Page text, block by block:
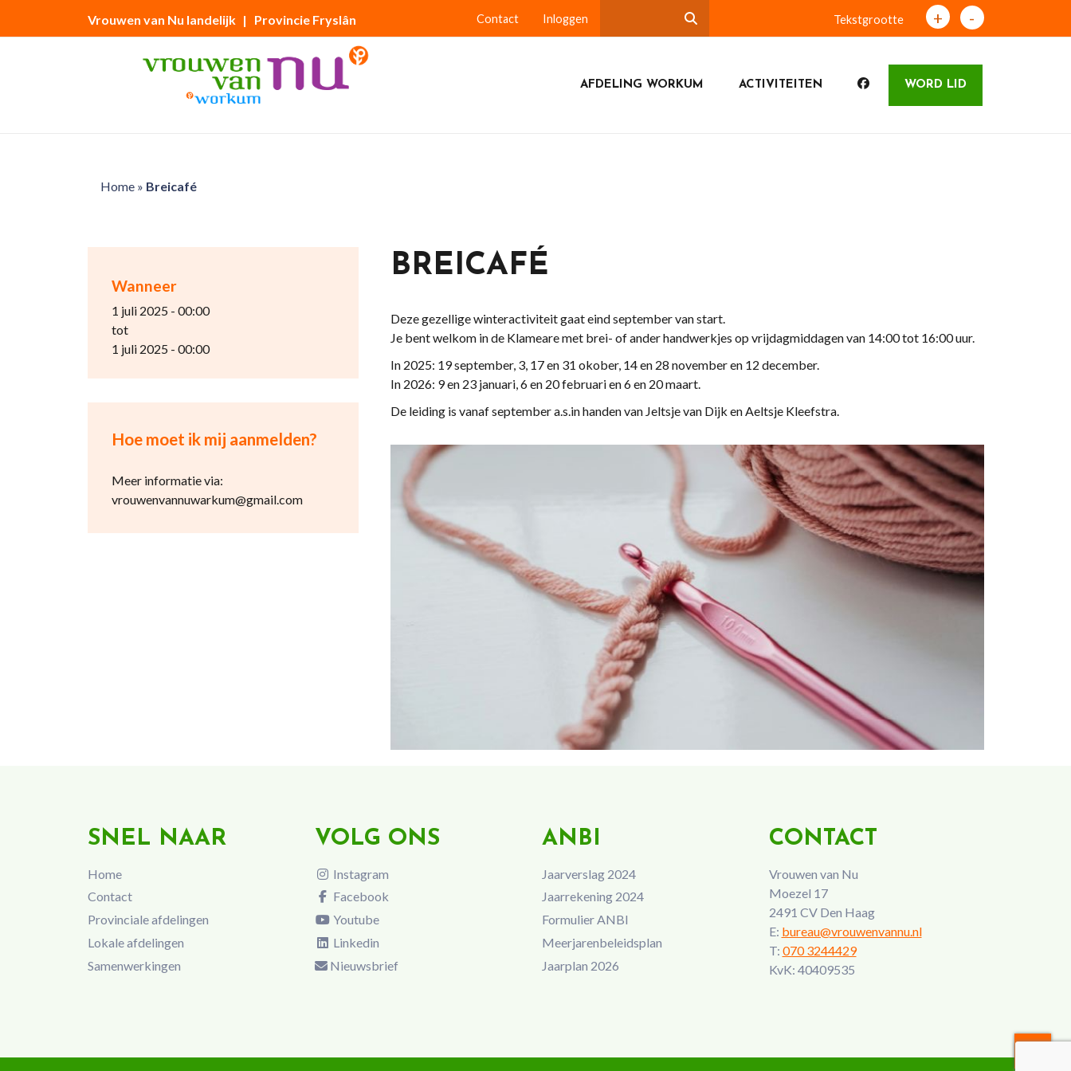
Vrouwen van Nu landelijk | Provincie Fryslân Contact Inloggen Tekstgrootte + -
AFDELING WORKUM ACTIVITEITEN WORD LID
Home» Breicafé
Wanneer
1 juli 2025 - 00:00
tot
1 juli 2025 - 00:00
Hoe moet ik mij aanmelden?
Meer informatie via:
vrouwenvannuwarkum@gmail.com
BREICAFÉ
Deze gezellige winteractiviteit gaat eind september van start.
Je bent welkom in de Klameare met brei- of ander handwerkjes op vrijdagmiddagen van 14:00 tot 16:00 uur.
In 2025: 19 september, 3, 17 en 31 okober, 14 en 28 november en 12 december.
In 2026: 9 en 23 januari, 6 en 20 februari en 6 en 20 maart.
De leiding is vanaf september a.s.in handen van Jeltsje van Dijk en Aeltsje Kleefstra.
SNEL NAAR
Home
Contact
Provinciale afdelingen
Lokale afdelingen
Samenwerkingen
VOLG ONS
Instagram
Facebook
Youtube
Linkedin
Nieuwsbrief
ANBI
Jaarverslag 2024
Jaarrekening 2024
Formulier ANBI
Meerjarenbeleidsplan
Jaarplan 2026
CONTACT
Vrouwen van Nu
Moezel 17
2491 CV Den Haag
E: bureau@vrouwenvannu.nl
T: 070 3244429
KvK: 40409535